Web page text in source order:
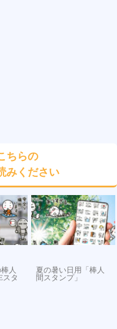
ちらの
みください
人
スタ
夏の暑い日用「棒人
間スタンプ」